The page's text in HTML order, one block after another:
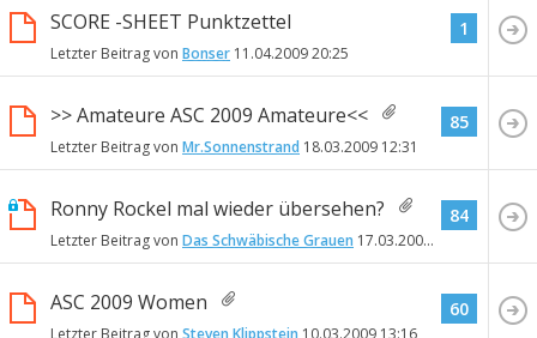
SCORE -SHEET Punktzettel
Letzter Beitrag von Bonser 11.04.200920:25
1
>> Amateure ASC 2009 Amateure<<
Letzter Beitrag von Mr.Sonnenstrand 18.03.2009 12:31
85
Ronny Rockel mal wieder übersehen?
Letzter Beitrag von Das Schwäbische Grauen 17.03.2009
84
ASC 2009 Women
Letzter Beitrag von Steven Klippstein 10.03.2009 13:16
60